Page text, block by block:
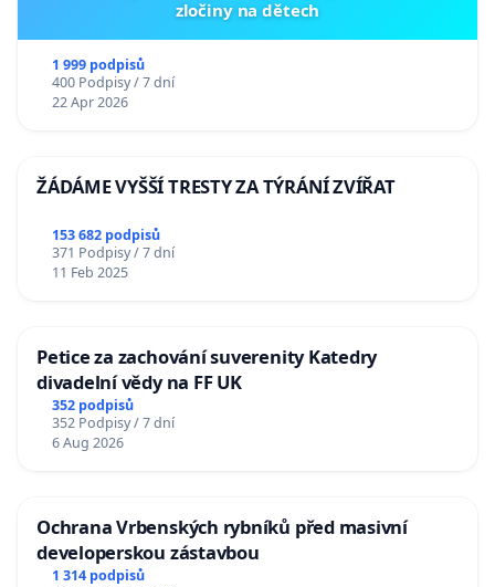
zločiny na dětech
1 999 podpisů
400 Podpisy / 7 dní
22 Apr 2026
ŽÁDÁME VYŠŠÍ TRESTY ZA TÝRÁNÍ ZVÍŘAT
153 682 podpisů
371 Podpisy / 7 dní
11 Feb 2025
Petice za zachování suverenity Katedry
divadelní vědy na FF UK
352 podpisů
352 Podpisy / 7 dní
6 Aug 2026
Ochrana Vrbenských rybníků před masivní
developerskou zástavbou
1 314 podpisů